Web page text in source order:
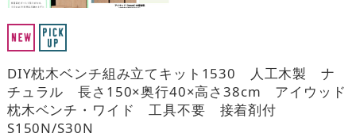
DIY枕木ベンチ組み立てキット1530 人工木製 ナ
チュラル 長さ150×奥行40×高さ38cm アイウッド
枕木ベンチ・ワイド 工具不要 接着剤付
S150N/S30N